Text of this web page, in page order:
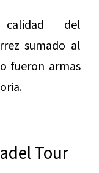
del
sumado al
fueron armas
Tour